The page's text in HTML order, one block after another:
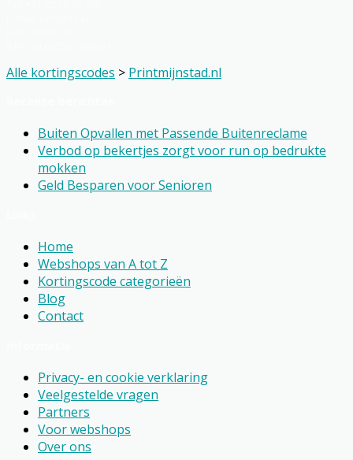
Alle kortingscodes > Printmijnstad.nl
Buiten Opvallen met Passende Buitenreclame
Verbod op bekertjes zorgt voor run op bedrukte
mokken
Geld Besparen voor Senioren
Home
Webshops van A tot Z
Kortingscode categorieën
Blog
Contact
Privacy- en cookie verklaring
Veelgestelde vragen
Partners
Voor webshops
Over ons